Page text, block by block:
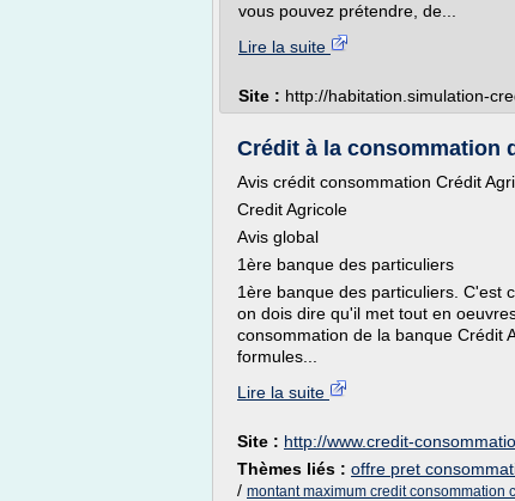
vous pouvez prétendre, de...
Lire la suite
Site : http://habitation.simulation-
Crédit à la consommation
Avis crédit consommation Crédit
Credit Agricole
Avis global
1ère banque des particuliers
1ère banque des particuliers. C'est
on dois dire qu'il met tout en
consommation de la banque Crédit
formules...
Lire la suite
Site : http://www.credit-
Thèmes liés : offre pret
/ montant maximum credit consommation